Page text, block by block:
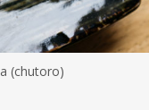
(chutoro)